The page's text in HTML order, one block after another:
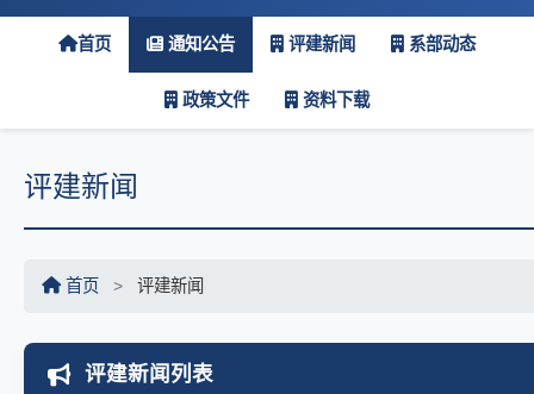
首页 通知公告 评建新闻 系部动态
政策文件 资料下载
评建新闻
首页 > 评建新闻
评建新闻列表